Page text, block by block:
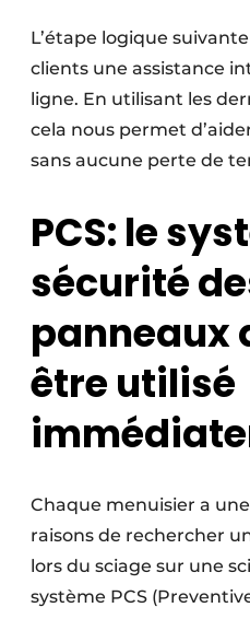
L’étape logique
clients une assistance
ligne. En utilisant les
cela nous permet
sans aucune perte de
PCS: le
sécurité
panneaux
être utilisé
Chaque menuisier a
raisons de rechercher
lors du sciage sur une
système PCS